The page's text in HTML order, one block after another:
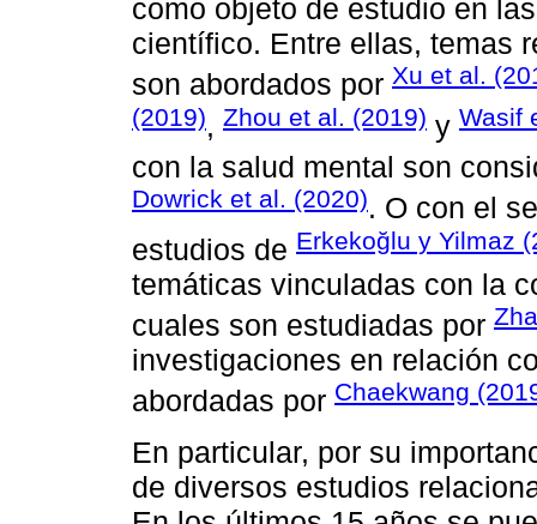
como objeto de estudio en
científico. Entre ellas, temas
son abordados por Xu et al.
(2019), Zhou et al. (2019) y Wasif
con la salud mental son
Dowrick et al. (2020). O con el
estudios de Erkekoğlu y Yilmaz
temáticas vinculadas con la
cuales son estudiadas por
investigaciones en relación
abordadas por Chaekwang
En particular, por su
de diversos estudios